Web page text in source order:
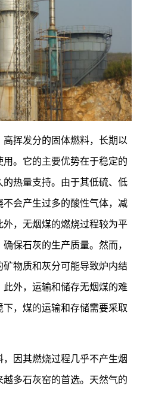
挥发分的固体燃料，长期以
。它的主要优势在于稳定的
热量支持。由于其低硫、低
会产生过多的酸性气体，减
，无烟煤的燃烧过程较为平
保石灰的生产质量。然而，
物质和灰分可能导致炉内结
外，运输和储存无烟煤的难
，煤的运输和存储需要采取
因其燃烧过程几乎不产生烟
多石灰窑的首选。天然气的